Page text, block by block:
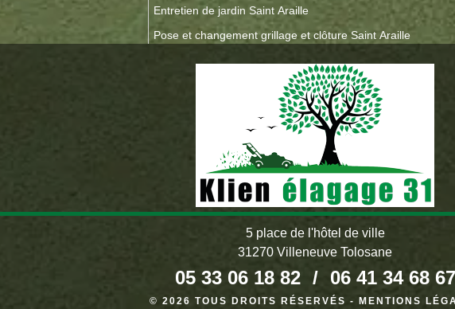
Entretien de jardin Saint Araille
Pose et changement grillage et clôture Saint Araille
5 place de l'hôtel de ville
31270 Villeneuve Tolosane
05 33 06 18 82 / 06 41 34 68 67
© 2026 TOUS DROITS RÉSERVÉS - MENTIONS